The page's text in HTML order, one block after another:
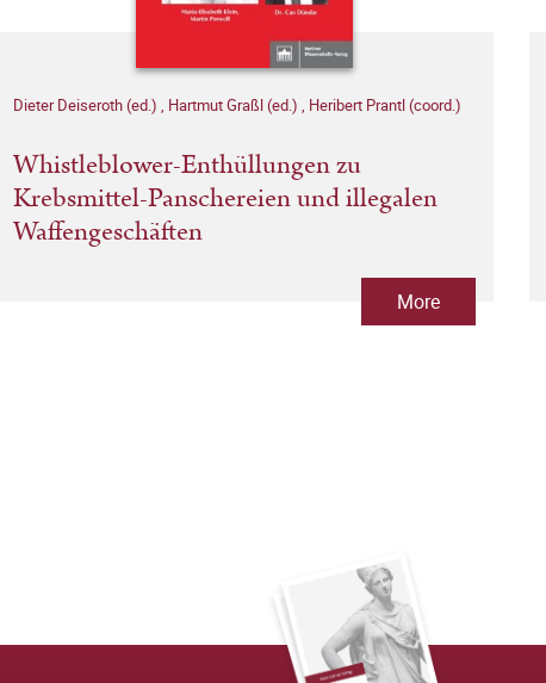
Dieter Deiseroth (ed.) , Hartmut Graßl (ed.) , Heribert Prantl (coord.)
Whistleblower-Enthüllungen zu
Krebsmittel-Panschereien und illegalen
Waffengeschäften
More